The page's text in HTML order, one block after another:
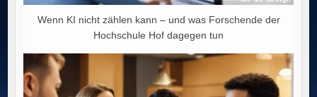
Wenn KI nicht zählen kann – und was Forschende der
Hochschule Hof dagegen tun